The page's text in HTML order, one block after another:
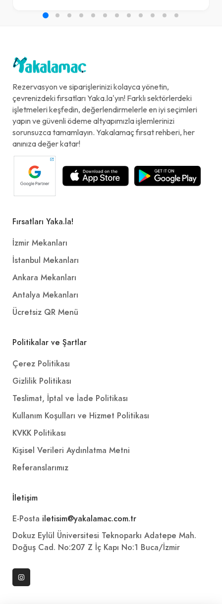
Rezervasyon ve siparişlerinizi kolayca yönetin,
çevrenizdeki fırsatları Yaka.la'yın! Farklı sektörlerdeki
işletmeleri keşfedin, değerlendirmelerle en iyi seçimleri
yapın ve güvenli ödeme altyapımızla işlemlerinizi
sorunsuzca tamamlayın. Yakalamaç fırsat rehberi, her
anınıza değer katar!
Fırsatları Yaka.la!
İzmir Mekanları
İstanbul Mekanları
Ankara Mekanları
Antalya Mekanları
Ücretsiz QR Menü
Politikalar ve Şartlar
Çerez Politikası
Gizlilik Politikası
Teslimat, İptal ve İade Politikası
Kullanım Koşulları ve Hizmet Politikası
KVKK Politikası
Kişisel Verileri Aydınlatma Metni
Referanslarımız
İletişim
E-Posta iletisim@yakalamac.com.tr
Dokuz Eylül Üniversitesi Teknoparkı Adatepe Mah.
Doğuş Cad. No:207 Z İç Kapı No:1 Buca/İzmir